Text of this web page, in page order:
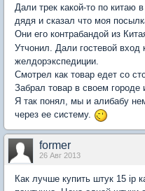
Дали трек какой-то по китаю
дядя и сказал что моя
Они его контрабандой из
Утчонил. Дали гостевой вход
желдорэкспедиции.
Смотрел как товар едет со
Забрал товар в своем городе
Я так понял, мы и алибабу
через ее систему.
former
26 Авг 2013
Как лучше купить штук 15 ip